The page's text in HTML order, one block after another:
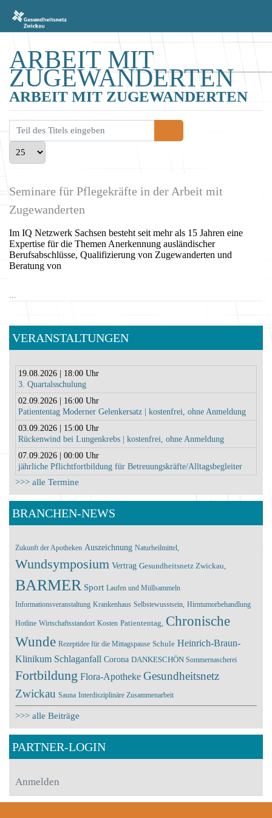
ARBEIT MIT
ZUGEWANDERTEN
ARBEIT MIT ZUGEWANDERTEN
Teil des Titels eingeben
Anzeige #
Seminare für Pflegekräfte in der Arbeit mit
Zugewanderten
Im IQ Netzwerk Sachsen besteht seit mehr als 15 Jahren eine
Expertise für die Themen Anerkennung ausländischer
Berufsabschlüsse, Qualifizierung von Zugewanderten und
Beratung von
...
VERANSTALTUNGEN
19.08.2026 | 18:00 Uhr
3. Quartalsschulung
02.09.2026 | 16:00 Uhr
Patiententag Moderner Gelenkersatz | kostenfrei, ohne Anmeldung
03.09.2026 | 15:00 Uhr
Rückenwind bei Lungenkrebs | kostenfrei, ohne Anmeldung
07.09.2026 | 00:00 Uhr
jährliche Pflichtfortbildung für Betreuungskräfte/Alltagsbegleiter
>>> alle Termine
BRANCHEN-NEWS
Zukunft der Apotheken Auszeichnung Naturheilmittel,
Wundsymposium Vertrag Gesundheitsnetz Zwickau,
BARMER Sport Laufen und Müllsammeln
Informationsveranstaltung Krankenhaus Selbstewusstsein, Hirntumorbehandlung
Hotline Wirtschaftsstandort Kosten Patiententag, Chronische
Wunde Rezeptidee für die Mittagspause Schule Heinrich-Braun-
Klinikum Schlaganfall Corona DANKESCHÖN Sommernascherei
Fortbildung Flora-Apotheke Gesundheitsnetz
Zwickau Sauna Interdisziplinäre Zusammenarbeit
>>> alle Beiträge
PARTNER-LOGIN
Anmelden